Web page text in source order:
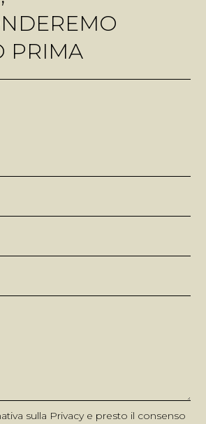
PRIMA
sulla Privacye presto il consenso